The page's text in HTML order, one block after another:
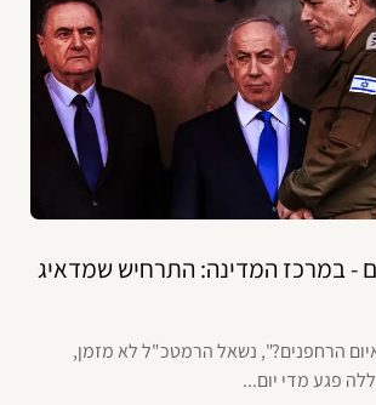
- במרכז המדינה: התרחיש שמדאיג
הרחפנים?", נשאל הרמטכ"ל לא מזמן,
פגע מדי יום...